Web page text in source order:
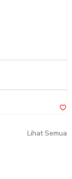
Lihat Semua